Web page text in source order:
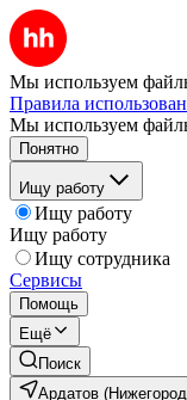
Мы используем
Правила
Мы используем
Понятно
Ищу работу
Ищу работу
Ищу работу
Ищу сотрудника
Сервисы
Помощь
Ещё
Поиск
Ардатов